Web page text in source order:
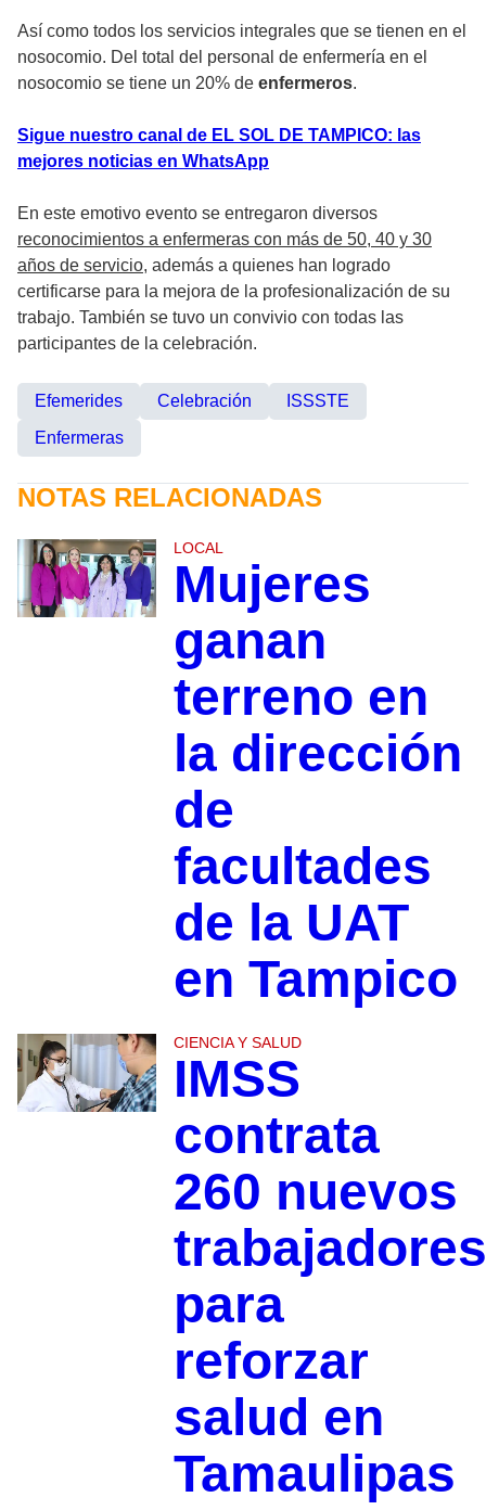
Así como todos los servicios integrales que se tienen en el
nosocomio. Del total del personal de enfermería en el
nosocomio se tiene un 20% de enfermeros.
Sigue nuestro canal de EL SOL DE TAMPICO: las
mejores noticias en WhatsApp
En este emotivo evento se entregaron diversos
reconocimientos a enfermeras con más de 50, 40 y 30
años de servicio, además a quienes han logrado
certificarse para la mejora de la profesionalización de su
trabajo. También se tuvo un convivio con todas las
participantes de la celebración.
Efemerides Celebración
ISSSTE
Enfermeras
NOTAS RELACIONADAS
LOCAL
Mujeres
ganan
terreno en
la dirección
de
facultades
de la UAT
en Tampico
CIENCIA Y SALUD
IMSS
contrata
260 nuevos
trabajadores
para
reforzar
salud en
Tamaulipas